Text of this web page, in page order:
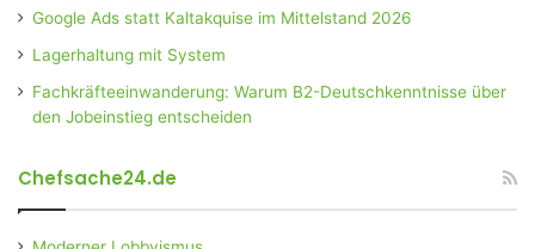
Google Ads statt Kaltakquise im Mittelstand 2026
Lagerhaltung mit System
Fachkräfteeinwanderung: Warum B2-Deutschkenntnisse über
den Jobeinstieg entscheiden
Chefsache24.de